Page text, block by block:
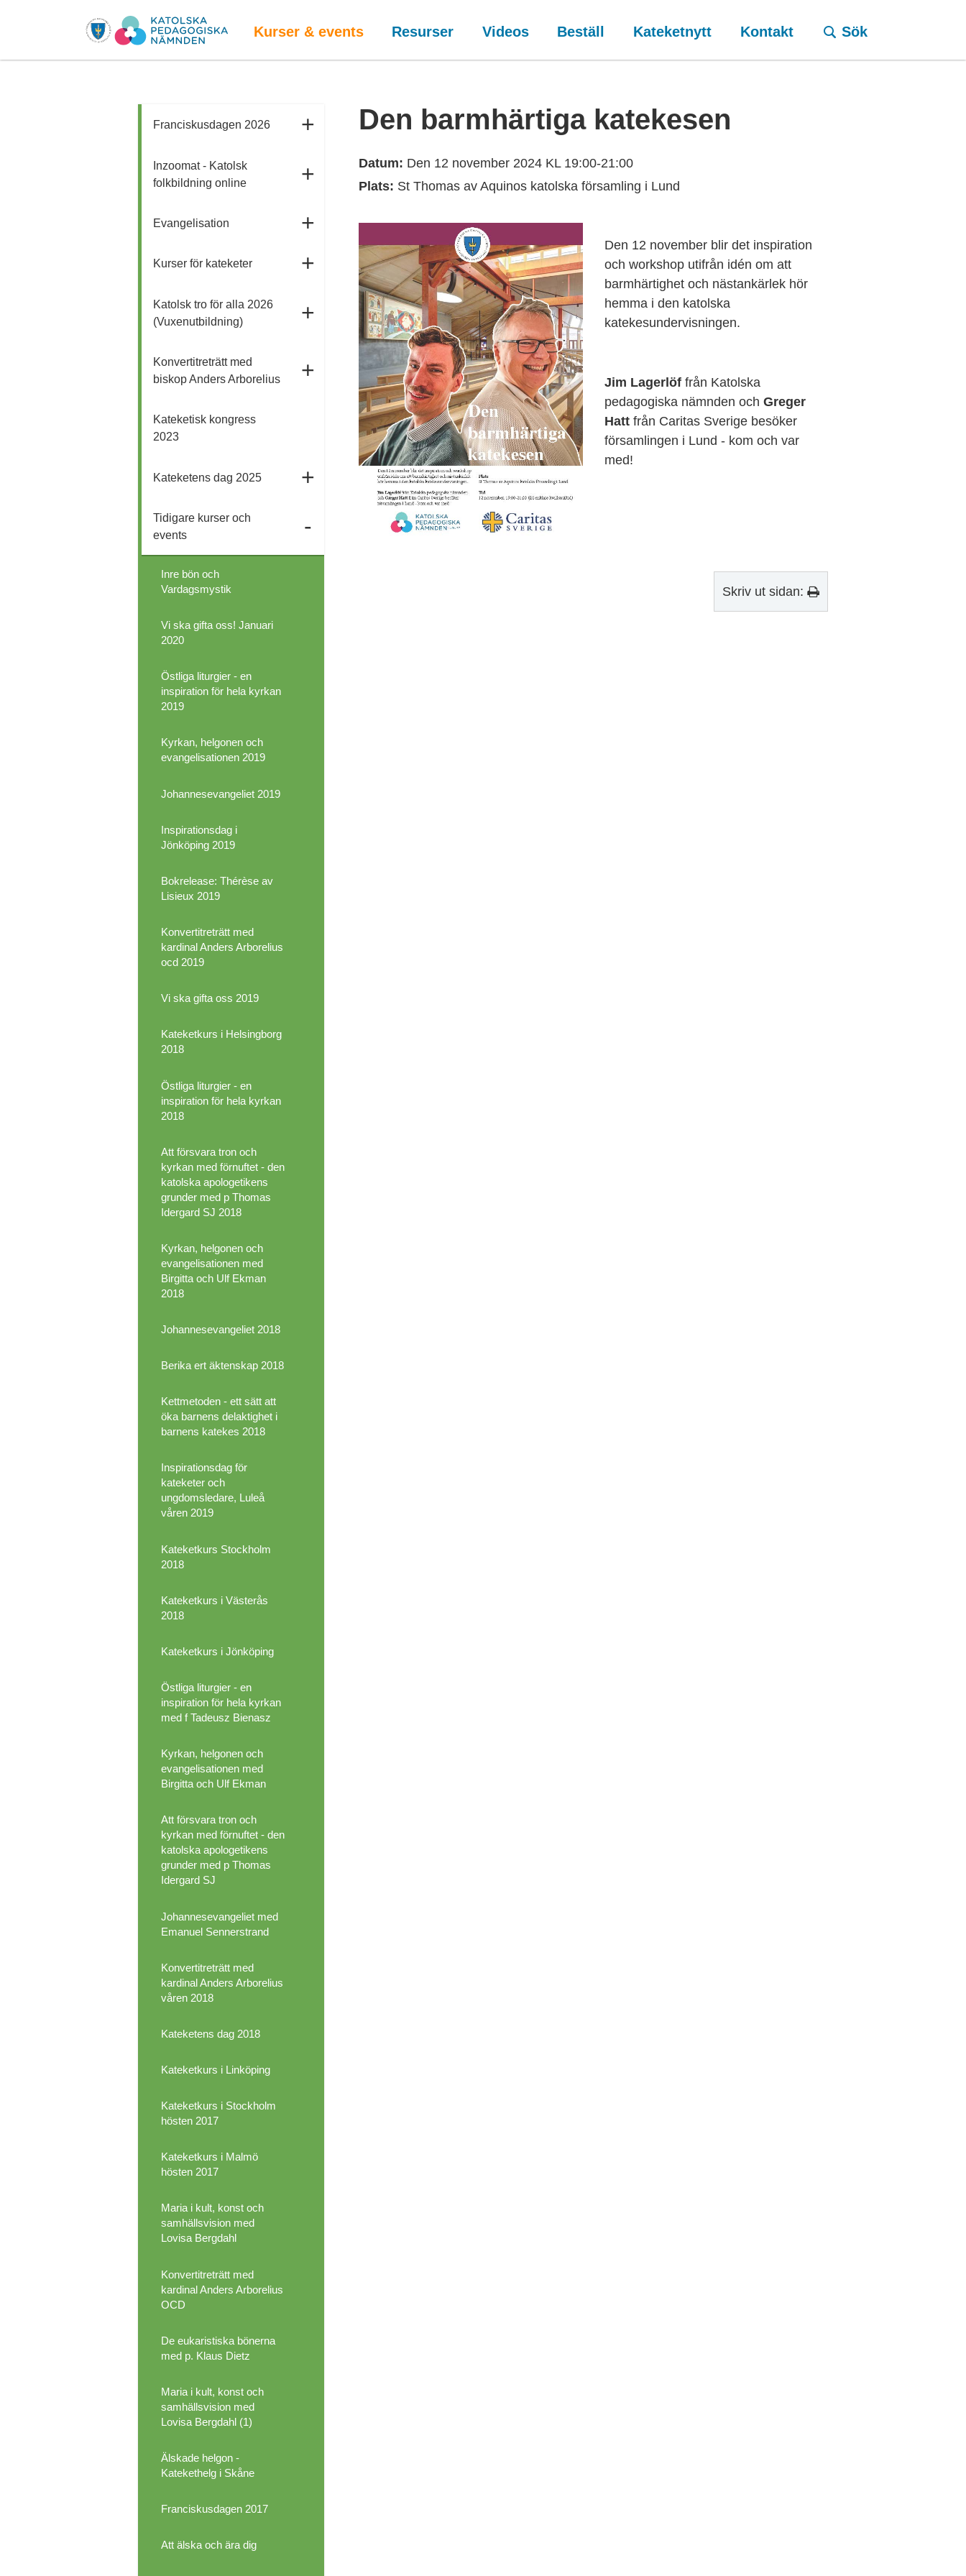
Kurser & events Resurser Videos Beställ Kateketnytt Kontakt Sök
Franciskusdagen 2026
Inzoomat - Katolsk
folkbildning online
Evangelisation
Kurser för kateketer
Katolsk tro för alla 2026
(Vuxenutbildning)
Konvertitreträtt med
biskop Anders Arborelius
Kateketisk kongress
2023
Kateketens dag 2025
Tidigare kurser och
events
Inre bön och
Vardagsmystik
Vi ska gifta oss! Januari
2020
Östliga liturgier - en
inspiration för hela kyrkan
2019
Kyrkan, helgonen och
evangelisationen 2019
Johannesevangeliet 2019
Inspirationsdag i
Jönköping 2019
Bokrelease: Thérèse av
Lisieux 2019
Konvertitreträtt med
kardinal Anders Arborelius
ocd 2019
Vi ska gifta oss 2019
Kateketkurs i Helsingborg
2018
Östliga liturgier - en
inspiration för hela kyrkan
2018
Att försvara tron och
kyrkan med förnuftet - den
katolska apologetikens
grunder med p Thomas
Idergard SJ 2018
Kyrkan, helgonen och
evangelisationen med
Birgitta och Ulf Ekman
2018
Johannesevangeliet 2018
Berika ert äktenskap 2018
Kettmetoden - ett sätt att
öka barnens delaktighet i
barnens katekes 2018
Inspirationsdag för
kateketer och
ungdomsledare, Luleå
våren 2019
Kateketkurs Stockholm
2018
Kateketkurs i Västerås
2018
Kateketkurs i Jönköping
Östliga liturgier - en
inspiration för hela kyrkan
med f Tadeusz Bienasz
Kyrkan, helgonen och
evangelisationen med
Birgitta och Ulf Ekman
Att försvara tron och
kyrkan med förnuftet - den
katolska apologetikens
grunder med p Thomas
Idergard SJ
Johannesevangeliet med
Emanuel Sennerstrand
Konvertitreträtt med
kardinal Anders Arborelius
våren 2018
Kateketens dag 2018
Kateketkurs i Linköping
Kateketkurs i Stockholm
hösten 2017
Kateketkurs i Malmö
hösten 2017
Maria i kult, konst och
samhällsvision med
Lovisa Bergdahl
Konvertitreträtt med
kardinal Anders Arborelius
OCD
De eukaristiska bönerna
med p. Klaus Dietz
Maria i kult, konst och
samhällsvision med
Lovisa Bergdahl (1)
Älskade helgon -
Katekethelg i Skåne
Franciskusdagen 2017
Att älska och ära dig
Den barmhärtiga katekesen
Datum: Den 12 november 2024 KL 19:00-21:00
Plats: St Thomas av Aquinos katolska församling i Lund
Den 12 november blir det inspiration
och workshop utifrån idén om att
barmhärtighet och nästankärlek hör
hemma i den katolska
katekesundervisningen.
Jim Lagerlöffrån Katolska
pedagogiska nämnden och Greger
Hattfrån Caritas Sverige besöker
församlingen i Lund - kom och var
med!
Skriv ut sidan: